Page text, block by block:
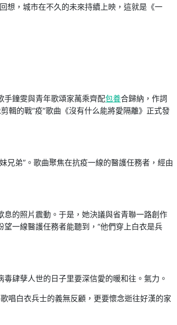
想，城市在不久的未來持續上映，這就是《一
手鐘雯與青年歌頌家萬乘齊配包養合歸納，作詞
輯的戰“疫”歌曲《沒有什么能將愛隔離》正式發
兄弟”。歌曲聚焦在抗疫一線的醫護任務者，經由
的照片震動。于是，她決議與省青聯一路創作
一線醫護任務者能聽到，“他們穿上白衣是兵
肆孽人世的日子里要深信愛的暖和往。氣力。
唱白衣兵士的義無反顧，更要懷念逝往好漢的家